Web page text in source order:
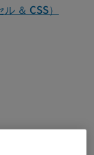
＆ CSS）